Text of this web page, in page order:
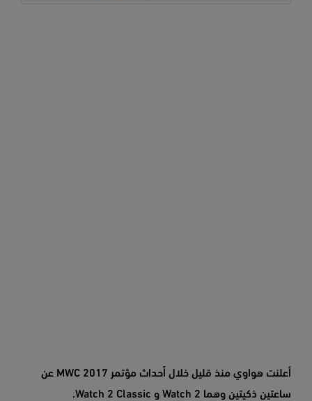
أعلنت هواوي منذ قليل خلال أحداث مؤتمر MWC 2017 عن
ساعتين ذكيتين وهما Watch 2 و Watch 2 Classic.